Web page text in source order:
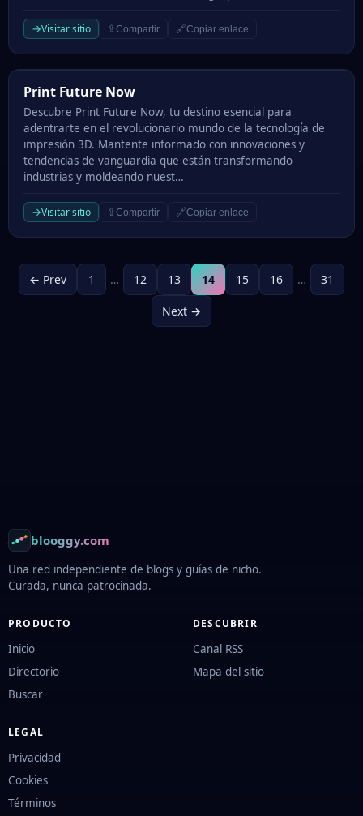
→Visitar sitio ⇪ Compartir 🔗Copiar enlace
Print Future Now
Print Future Now
Descubre Print Future Now, tu destino esencial para
adentrarte en el revolucionario mundo de la tecnología de
impresión 3D. Mantente informado con innovaciones y
tendencias de vanguardia que están transformando
industrias y moldeando nuest…
→Visitar sitio ⇪ Compartir 🔗Copiar enlace
← Prev 1 … 12 13 14 15 16 … 31
Next →
Footerblooggy.com
Una red independiente de blogs y guías de nicho.
Curada, nunca patrocinada.
PRODUCTO
Inicio
Directorio
Buscar
DESCUBRIR
Canal RSS
Mapa del sitio
LEGAL
Privacidad
Cookies
Términos